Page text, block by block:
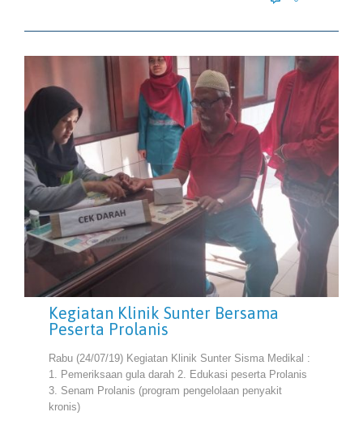
Kegiatan Klinik Sunter Bersama
Peserta Prolanis
Rabu (24/07/19) Kegiatan Klinik Sunter Sisma Medikal :
1. Pemeriksaan gula darah 2. Edukasi peserta Prolanis
3. Senam Prolanis (program pengelolaan penyakit
kronis)